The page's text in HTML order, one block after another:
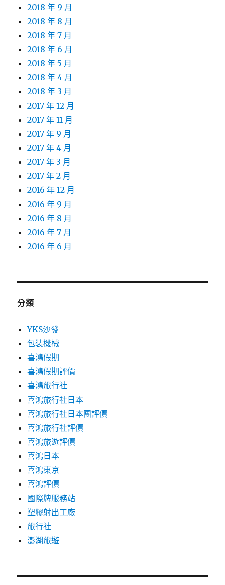
2018 年 9 月
2018 年 8 月
2018 年 7 月
2018 年 6 月
2018 年 5 月
2018 年 4 月
2018 年 3 月
2017 年 12 月
2017 年 11 月
2017 年 9 月
2017 年 4 月
2017 年 3 月
2017 年 2 月
2016 年 12 月
2016 年 9 月
2016 年 8 月
2016 年 7 月
2016 年 6 月
分類
YKS沙發
包裝機械
喜鴻假期
喜鴻假期評價
喜鴻旅行社
喜鴻旅行社日本
喜鴻旅行社日本團評價
喜鴻旅行社評價
喜鴻旅遊評價
喜鴻日本
喜鴻東京
喜鴻評價
國際牌服務站
塑膠射出工廠
旅行社
澎湖旅遊